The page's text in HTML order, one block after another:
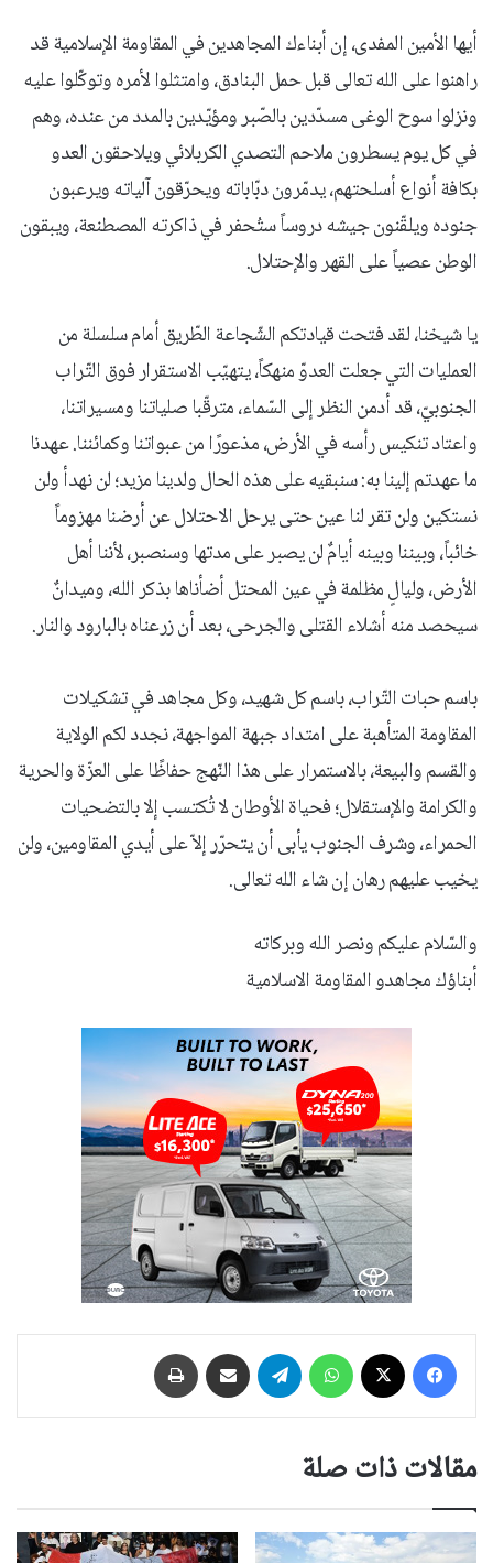
أيها الأمين المفدى، إن أبناءك المجاهدين في المقاومة الإسلامية قد
راهنوا على الله تعالى قبل حمل البنادق، وامتثلوا لأمره وتوكّلوا عليه
ونزلوا سوح الوغى مسدّدين بالصّبر ومؤيّدين بالمدد من عنده، وهم
في كل يوم يسطرون ملاحم التصدي الكربلائي ويلاحقون العدو
بكافة أنواع أسلحتهم، يدمّرون دبّاباته ويحرّقون آلياته ويرعبون
جنوده ويلقّنون جيشه دروساً ستُحفر في ذاكرته المصطنعة، ويبقون
الوطن عصياً على القهر والإحتلال.
يا شيخنا، لقد فتحت قيادتكم الشّجاعة الطّريق أمام سلسلة من
العمليات التي جعلت العدوّ منهكاً، يتهيّب الاستقرار فوق التّراب
الجنوبيّ، قد أدمن النظر إلى السّماء، مترقّبا صلياتنا ومسيراتنا،
واعتاد تنكيس رأسه في الأرض، مذعورًا من عبواتنا وكمائننا. عهدنا
ما عهدتم إلينا به: سنبقيه على هذه الحال ولدينا مزيد؛ لن نهدأ ولن
نستكين ولن تقر لنا عين حتى يرحل الاحتلال عن أرضنا مهزوماً
خائباً، وبيننا وبينه أيامٌ لن يصبر على مدتها وسنصبر، لأننا أهل
الأرض، وليالٍ مظلمة في عين المحتل أضأناها بذكر الله، وميدانٌ
سيحصد منه أشلاء القتلى والجرحى، بعد أن زرعناه بالبارود والنار.
باسم حبات التّراب، باسم كل شهيد، وكل مجاهد في تشكيلات
المقاومة المتأهبة على امتداد جبهة المواجهة، نجدد لكم الولاية
والقسم والبيعة، بالاستمرار على هذا النّهج حفاظًا على العزّة والحرية
والكرامة والإستقلال؛ فحياة الأوطان لا تُكتسب إلا بالتضحيات
الحمراء، وشرف الجنوب يأبى أن يتحرّر إلاّ على أيدي المقاومين، ولن
يخيب عليهم رهان إن شاء الله تعالى.
والسّلام عليكم ونصر الله وبركاته
أبناؤك مجاهدو المقاومة الاسلامية
فيسبوك واتساب تيلقرام مشاركة عبر البريد
مقالات ذات صلة